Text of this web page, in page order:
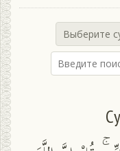
Выберите